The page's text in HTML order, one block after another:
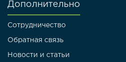
Дополнительно
Сотрудничество
Обратная связь
Новости и статьи